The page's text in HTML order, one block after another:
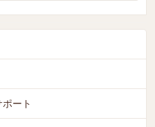
ート